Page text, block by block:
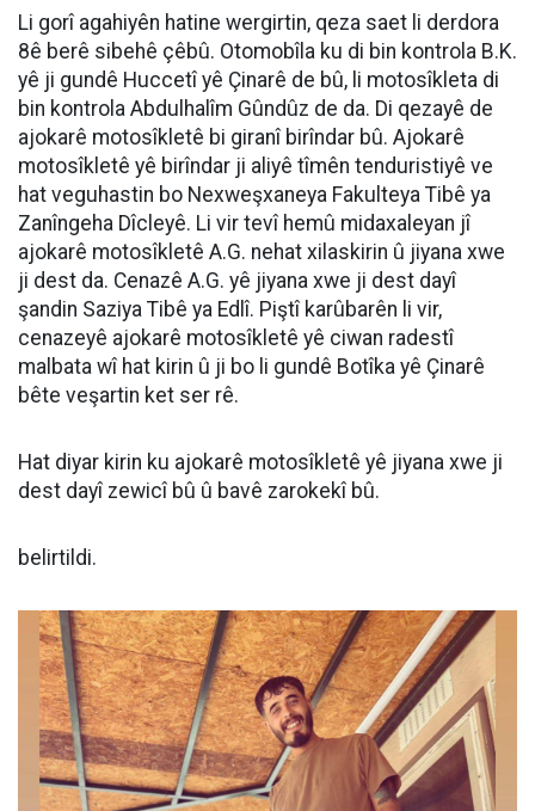
Li gorî agahiyên hatine wergirtin, qeza saet li derdora
8ê berê sibehê çêbû. Otomobîla ku di bin kontrola B.K.
yê ji gundê Huccetî yê Çinarê de bû, li motosîkleta di
bin kontrola Abdulhalîm Gûndûz de da. Di qezayê de
ajokarê motosîkletê bi giranî birîndar bû. Ajokarê
motosîkletê yê birîndar ji aliyê tîmên tenduristiyê ve
hat veguhastin bo Nexweşxaneya Fakulteya Tibê ya
Zanîngeha Dîcleyê. Li vir tevî hemû midaxaleyan jî
ajokarê motosîkletê A.G. nehat xilaskirin û jiyana xwe
ji dest da. Cenazê A.G. yê jiyana xwe ji dest dayî
şandin Saziya Tibê ya Edlî. Piştî karûbarên li vir,
cenazeyê ajokarê motosîkletê yê ciwan radestî
malbata wî hat kirin û ji bo li gundê Botîka yê Çinarê
bête veşartin ket ser rê.
Hat diyar kirin ku ajokarê motosîkletê yê jiyana xwe ji
dest dayî zewicî bû û bavê zarokekî bû.
belirtildi.